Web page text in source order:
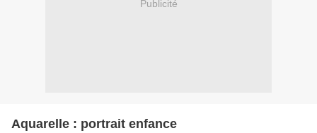
Publicité
Aquarelle : portrait enfance